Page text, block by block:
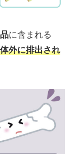
に含まれる
外に排出され